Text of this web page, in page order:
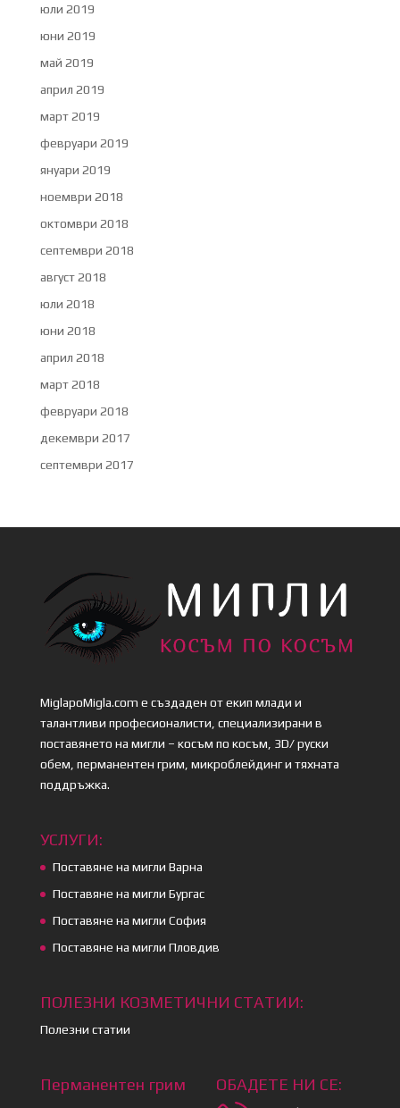
юли 2019
юни 2019
май 2019
април 2019
март 2019
февруари 2019
януари 2019
ноември 2018
октомври 2018
септември 2018
август 2018
юли 2018
юни 2018
април 2018
март 2018
февруари 2018
декември 2017
септември 2017
MiglapoMigla.com е създаден от екип млади и
талантливи професионалисти, специализирани в
поставянето на мигли – косъм по косъм, 3D/ руски
обем, перманентен грим, микроблейдинг и тяхната
поддръжка.
УСЛУГИ:
Поставяне на мигли Варна
Поставяне на мигли Бургас
Поставяне на мигли София
Поставяне на мигли Пловдив
ПОЛЕЗНИ КОЗМЕТИЧНИ СТАТИИ:
Полезни статии
Перманентен грим ОБАДЕТЕ НИ СЕ: